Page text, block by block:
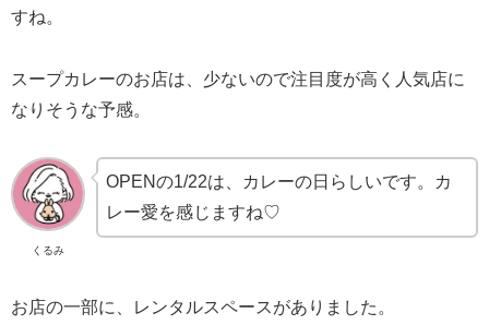
すね。
スープカレーのお店は、少ないので注目度が高く人気店に
なりそうな予感。
くるみ
OPENの1/22は、カレーの日らしいです。カ
レー愛を感じますね♡
お店の一部に、レンタルスペースがありました。